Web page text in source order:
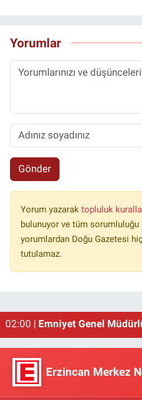
Yorumlar
Gönder
Yorum yazarak topluluk
bulunuyor ve tüm sorumluluğu
yorumlardan Doğu Gazetesi
tutulamaz.
02:00 | Emniyet Genel
Erzincan Merkez